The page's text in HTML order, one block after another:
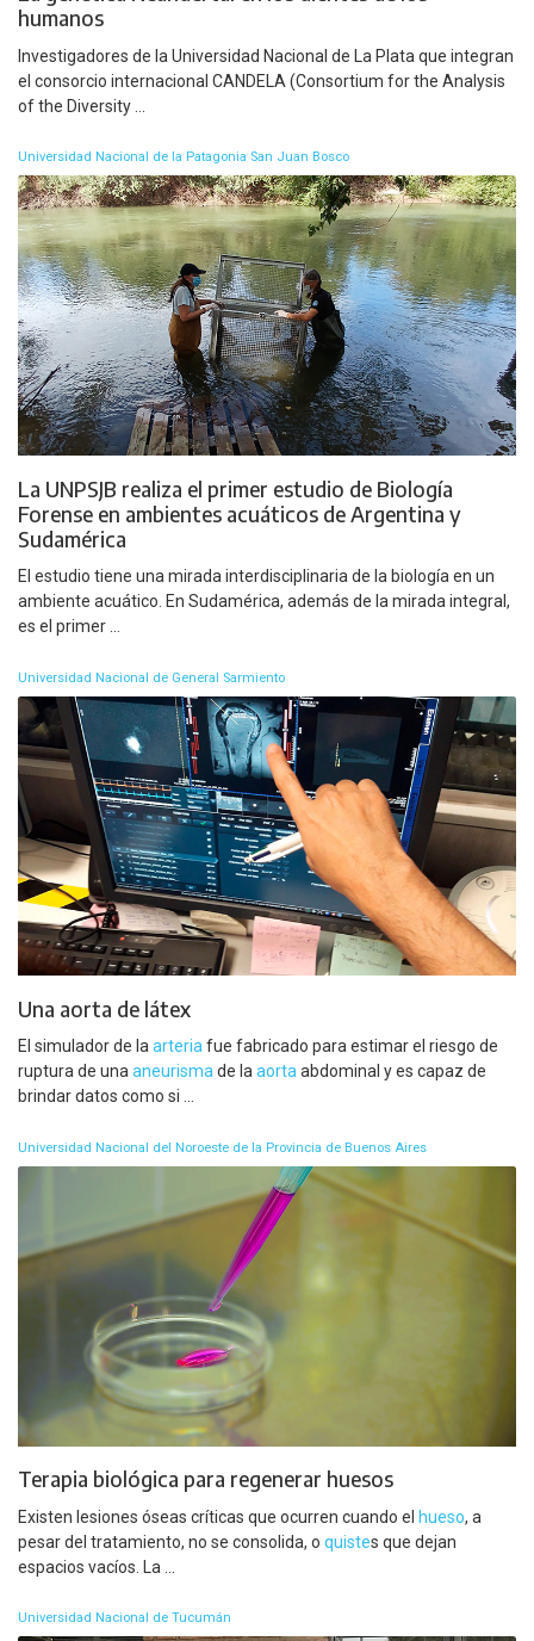
humanos
Investigadores de la Universidad Nacional de La Plata que integran
el consorcio internacional CANDELA (Consortium for the Analysis
of the Diversity ...
Universidad Nacional de la Patagonia San Juan Bosco
La UNPSJB realiza el primer estudio de Biología
Forense en ambientes acuáticos de Argentina y
Sudamérica
El estudio tiene una mirada interdisciplinaria de la biología en un
ambiente acuático. En Sudamérica, además de la mirada integral,
es el primer ...
Universidad Nacional de General Sarmiento
Una aorta de látex
El simulador de laarteriafue fabricado para estimar el riesgo de
ruptura de unaaneurismade laaortaabdominal y es capaz de
brindar datos como si ...
Universidad Nacional del Noroeste de la Provincia de Buenos Aires
Terapia biológica para regenerar huesos
Existen lesiones óseas críticas que ocurren cuando el hueso, a
pesar del tratamiento, no se consolida, o quistes que dejan
espacios vacíos. La ...
Universidad Nacional de Tucumán